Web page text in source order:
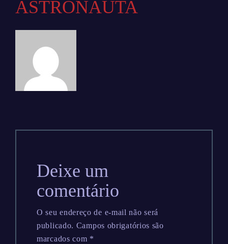
ASTRONAUTA
Deixe um
comentário
O seu endereço de e-mail não será
publicado. Campos obrigatórios são
marcados com *